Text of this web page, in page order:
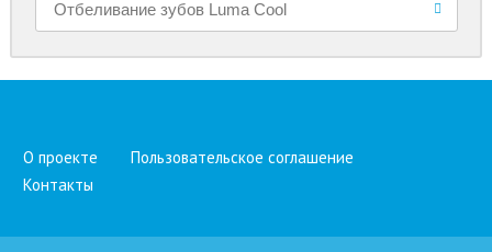
О проекте
Пользовательское соглашение
Контакты